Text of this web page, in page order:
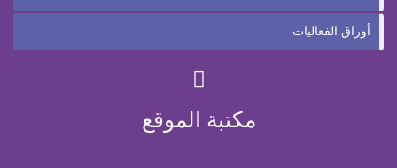
أوراق الفعاليات
مكتبة الموقع